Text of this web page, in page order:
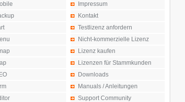
Impressum
Kontakt
Testlizenz anfordern
Nicht-kommerzielle Lizenz
Lizenz kaufen
Lizenzen für Stammkunden
Downloads
Manuals / Anleitungen
Support Community